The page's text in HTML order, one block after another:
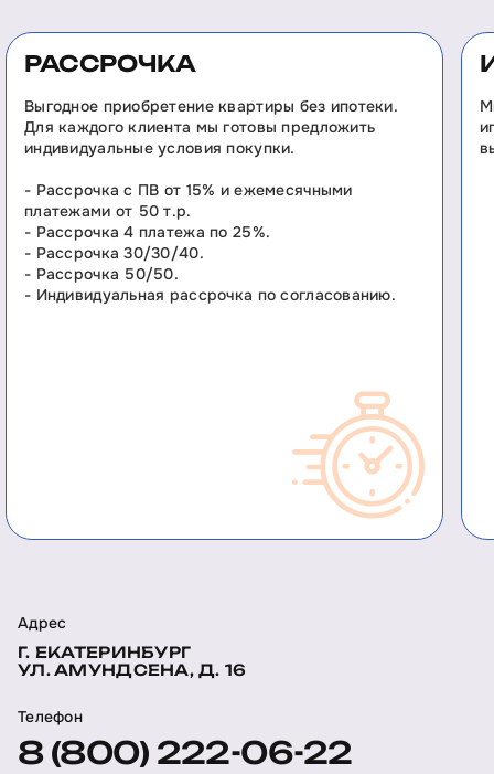
РАССРОЧКА
Выгодное приобретение квартиры без ипотеки.
Для каждого клиента мы готовы предложить
индивидуальные условия покупки.
- Рассрочка с ПВ от 15% и ежемесячными
платежами от 50 т.р.
- Рассрочка 4 платежа по 25%.
- Рассрочка 30/30/40.
- Рассрочка 50/50.
- Индивидуальная рассрочка по согласованию.
Адрес
Г. ЕКАТЕРИНБУРГ
УЛ. АМУНДСЕНА, Д. 16
Телефон
8 (800) 222-06-22